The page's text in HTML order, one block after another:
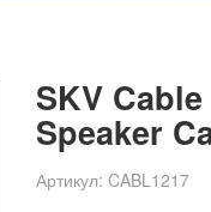
SKV
Speaker
Артикул: CABL1217